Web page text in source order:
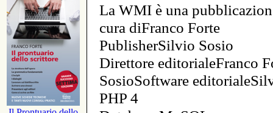
La WMI è una
cura diFranco Forte
PublisherSilvio Sosio
Direttore editorialeFranco
SosioSoftware
PHP 4